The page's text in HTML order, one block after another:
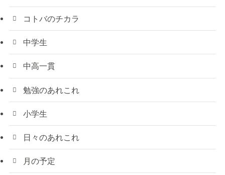
コトバのチカラ
中学生
中高一貫
勉強のあれこれ
小学生
日々のあれこれ
月の予定